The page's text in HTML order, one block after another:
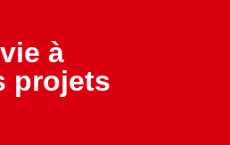
à
projets